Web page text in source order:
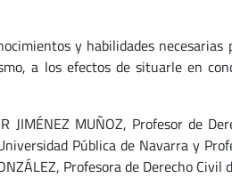
y habilidades
a los efectos de situarle en
JIMÉNEZ MUÑOZ, Profesor de
Pública de Navarra y
Profesora de Derecho Civil